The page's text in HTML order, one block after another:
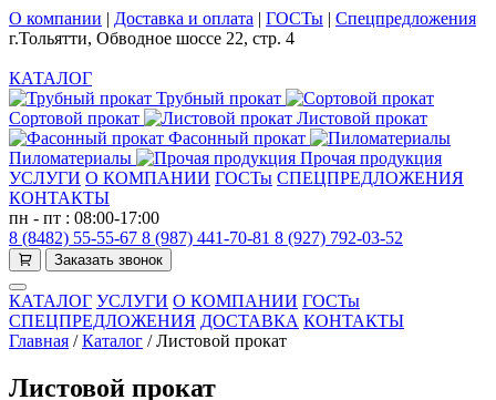
О компании | Доставка и оплата | ГОСТы | Спецпредложения
г.Тольятти, Обводное шоссе 22, стр. 4
КАТАЛОГ
Трубный прокат
Сортовой прокат
Листовой прокат
Фасонный прокат
Пиломатериалы
Прочая продукция
УСЛУГИ О КОМПАНИИ ГОСТы СПЕЦПРЕДЛОЖЕНИЯ
КОНТАКТЫ
пн - пт : 08:00-17:00
8 (8482) 55-55-67 8 (987) 441-70-81 8 (927) 792-03-52
Заказать звонок
КАТАЛОГ УСЛУГИ О КОМПАНИИ ГОСТы
СПЕЦПРЕДЛОЖЕНИЯ ДОСТАВКА КОНТАКТЫ
Главная / Каталог / Листовой прокат
Листовой прокат